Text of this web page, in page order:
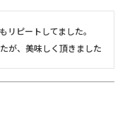
リピートしてました。
が、美味しく頂きました